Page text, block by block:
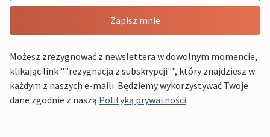
Zapisz mnie
Możesz zrezygnować z newslettera w dowolnym momencie,
klikając link ""rezygnacja z subskrypcji"", który znajdziesz w
każdym z naszych e-maili. Będziemy wykorzystywać Twoje
dane zgodnie z naszą Polityką prywatności.